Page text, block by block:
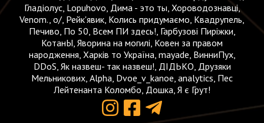
Гладіолус, Lopuhovo, Дима - это ты, Хороводознавці,
Venom., o/, Рейк'явик, Колись придумаємо, Квадрупель,
Печиво, По 50, Всем ПИ здесь!, Гарбузові Пиріжки,
КотанЫ, Яворина на могилі, Ковен за правом
народження, Харків то Україна, mayade, ВинниПух,
DDoS, Як назвеш- так назвеш!, ДІДЬКО, Друзяки
Мельникових, Alpha, Dvoe_v_kanoe, analytics, Пес
Лейтенанта Коломбо, Дошка, Я є Грут!